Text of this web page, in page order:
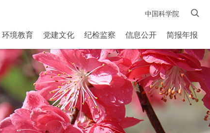
中国科学院
环境教育 党建文化 纪检监察 信息公开 简报年报